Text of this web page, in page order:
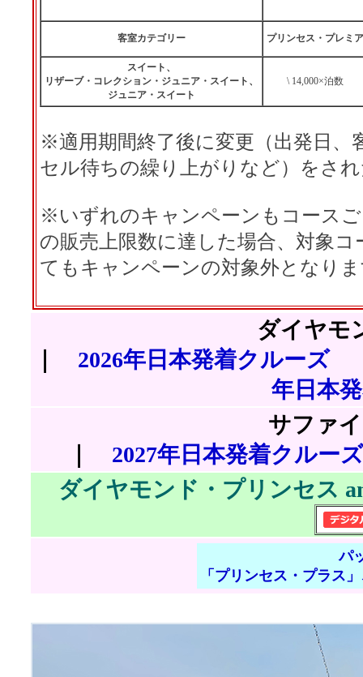
客室カテゴリー プリンセス・プレミア
スイート、
リザーブ・コレクション・ジュニア・スイート、
ジュニア・スイート
\ 14,000×泊数
※適用期間終了後に変更（出発日、
セル待ちの繰り上がりなど）をさ
※いずれのキャンペーンもコース
の販売上限数に達した場合、対象
てもキャンペーンの対象外となり
ダイヤモ
2026年日本発着クルーズ
年日本
サファ
2027年日本発着クルーズ
ダイヤモンド・プリンセス
パ
「プリンセス・プラス